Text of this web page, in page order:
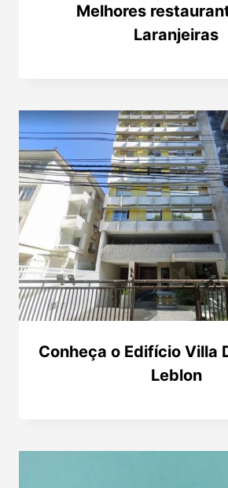
Melhores
Laranjeiras
Conheça o Edifício Villa
Leblon